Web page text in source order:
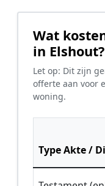
Wat
in
Let op: Dit zijn
offerte aan voor
woning.
Type Akte /